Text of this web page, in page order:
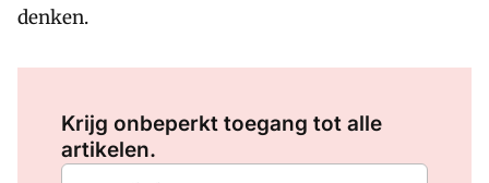
denken.
Krijg onbeperkt toegang tot alle
artikelen.